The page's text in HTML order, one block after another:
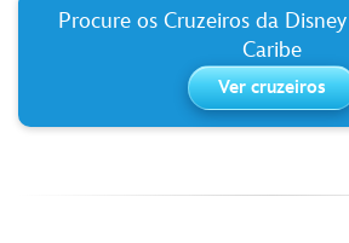
Procure os Cruzeiros da
Caribe
Ver cruzeiros